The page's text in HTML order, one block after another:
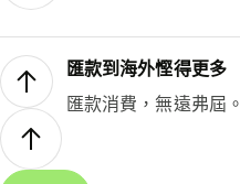
匯款到海外慳得更多
匯款消費，無遠弗屆。